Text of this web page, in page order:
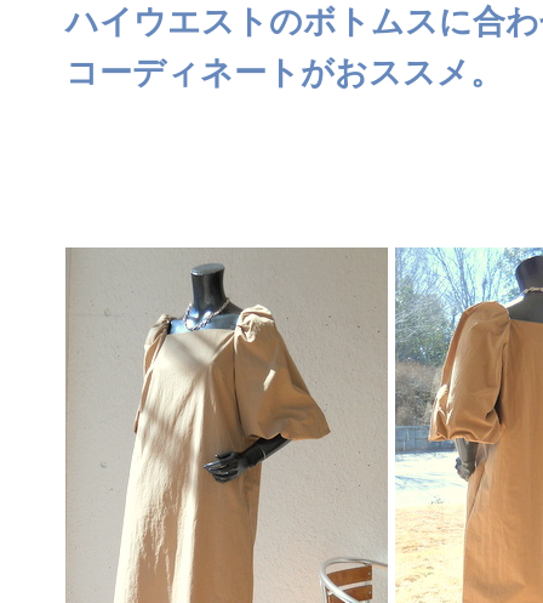
ハイウエストのボトムスに合
コーディネートがおススメ。